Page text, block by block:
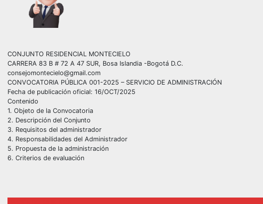
CONJUNTO RESIDENCIAL MONTECIELO
CARRERA 83 B # 72 A 47 SUR, Bosa Islandia -Bogotá D.C.
consejomontecielo@gmail.com
CONVOCATORIA PÚBLICA 001-2025 – SERVICIO DE ADMINISTRACIÓN
Fecha de publicación oficial: 16/OCT/2025
Contenido
1. Objeto de la Convocatoria
2. Descripción del Conjunto
3. Requisitos del administrador
4. Responsabilidades del Administrador
5. Propuesta de la administración
6. Criterios de evaluación